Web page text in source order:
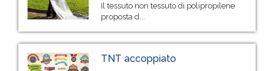
Il tessuto non tessuto di polipropilene
proposta d...
TNT accoppiato